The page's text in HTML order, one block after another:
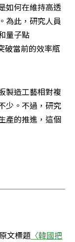
如何在維持高透
為此，研究人員
量子點
破當前的效率瓶
製造工藝相對複
少。不過，研究
產的推進，這個
文標題 〈韓國把